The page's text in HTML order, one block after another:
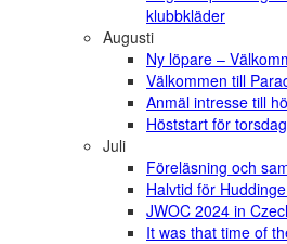
klubbkläder
Augusti
Ny löpare –
Välkommen till
Anmäl intresse till
Höststart för
Juli
Föreläsning och
Halvtid för
JWOC 2024 in
It was that time of